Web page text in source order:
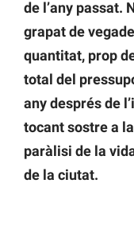
de l’any passat.
grapat de
quantitat, prop
total del
any després de
tocant sostre a
paràlisi de la
de la ciutat.